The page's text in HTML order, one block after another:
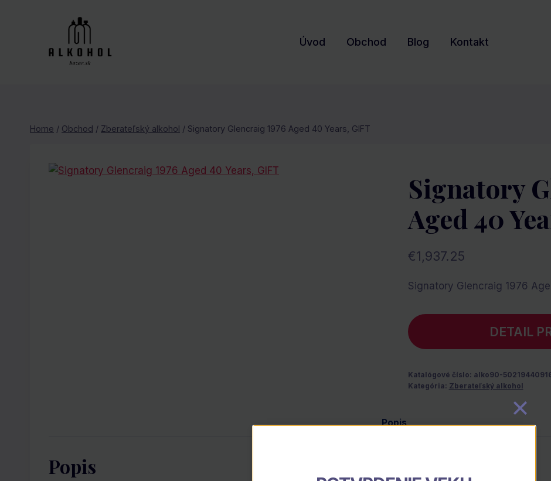
Úvod Obchod Blog Kontakt
Home / Obchod / Zberateľský alkohol / Signatory Glencraig 1976 Aged 40 Years, GIFT
Signatory
Aged 40
€1,937.25
Signatory Glencraig 1976
DETAIL
Katalógové číslo: alko90-
Kategória: Zberateľský alkohol
Popis
Popis